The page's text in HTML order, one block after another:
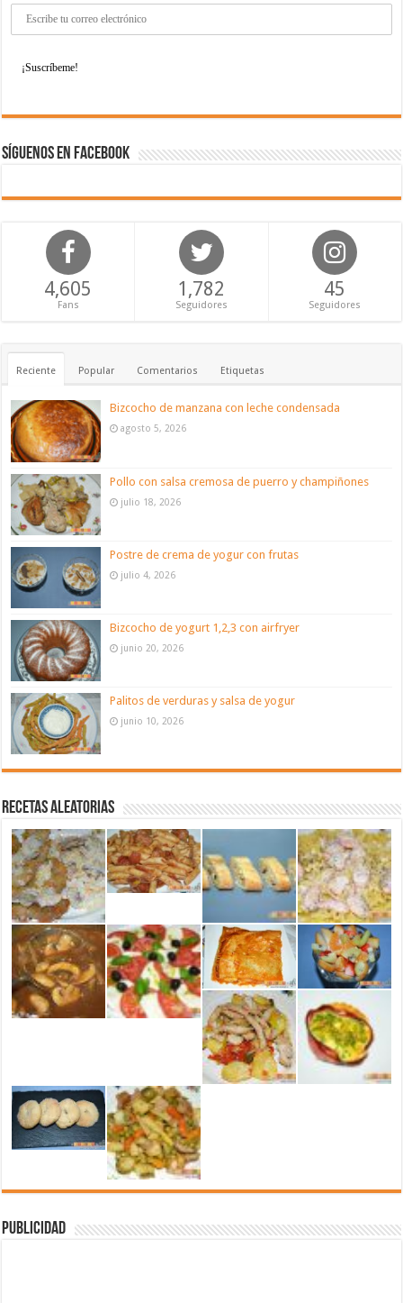
Síguenos en Facebook
4,605
Fans
1,782
Seguidores
45
Seguidores
Reciente Popular Comentarios Etiquetas
Bizcocho de manzana con leche condensada
agosto 5, 2026
Pollo con salsa cremosa de puerro y champiñones
julio 18, 2026
Postre de crema de yogur con frutas
julio 4, 2026
Bizcocho de yogurt 1,2,3 con airfryer
junio 20, 2026
Palitos de verduras y salsa de yogur
junio 10, 2026
Recetas aleatorias
Publicidad